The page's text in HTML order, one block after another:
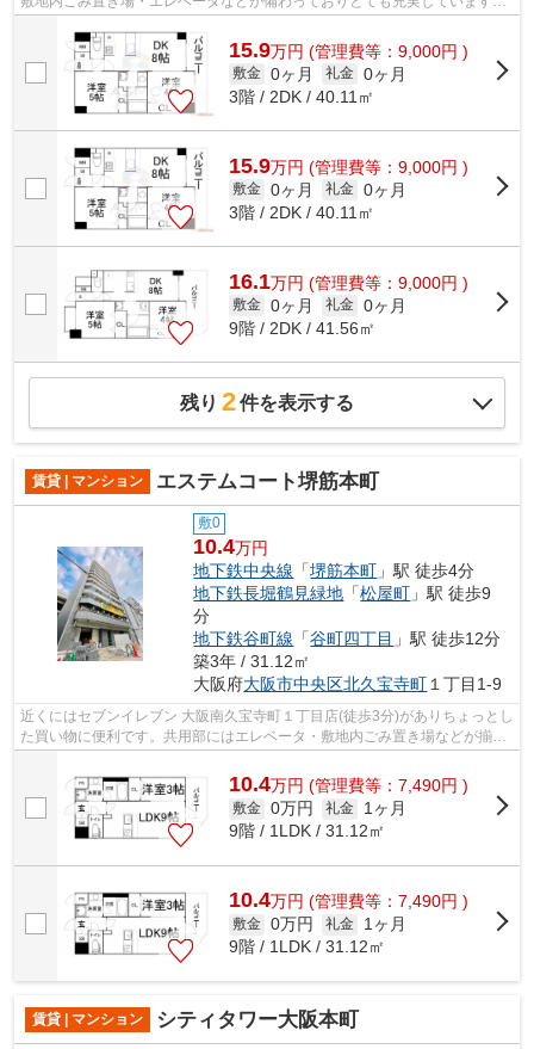
15.9万円 (管理費等：9,000円 )
敷金 0ヶ月 礼金 0ヶ月
3階 / 2DK / 40.11㎡
15.9万円 (管理費等：9,000円 )
敷金 0ヶ月 礼金 0ヶ月
3階 / 2DK / 40.11㎡
16.1万円 (管理費等：9,000円 )
敷金 0ヶ月 礼金 0ヶ月
9階 / 2DK / 41.56㎡
残り 2件を表示する
賃貸 | マンション エステムコート堺筋本町
敷0
10.4万円
地下鉄中央線 「堺筋本町 」駅 徒歩4分
地下鉄長堀鶴見緑地 「松屋町 」駅 徒歩9
分
地下鉄谷町線 「谷町四丁目 」駅 徒歩12分
築3年 / 31.12㎡
大阪府大阪市中央区北久宝寺町 １丁目1-9
近くにはセブンイレブン 大阪南久宝寺町１丁目店(徒歩3分)がありちょっとし
た買い物に便利です。共用部にはエレベータ・敷地内ごみ置き場などが揃っ
ております。14階建ての物件を是非...
10.4万円 (管理費等：7,490円 )
敷金 0万円 礼金
1ヶ月
9階 / 1LDK / 31.12㎡
10.4万円 (管理費等：7,490円 )
敷金 0万円 礼金
1ヶ月
9階 / 1LDK / 31.12㎡
賃貸 | マンション シティタワー大阪本町